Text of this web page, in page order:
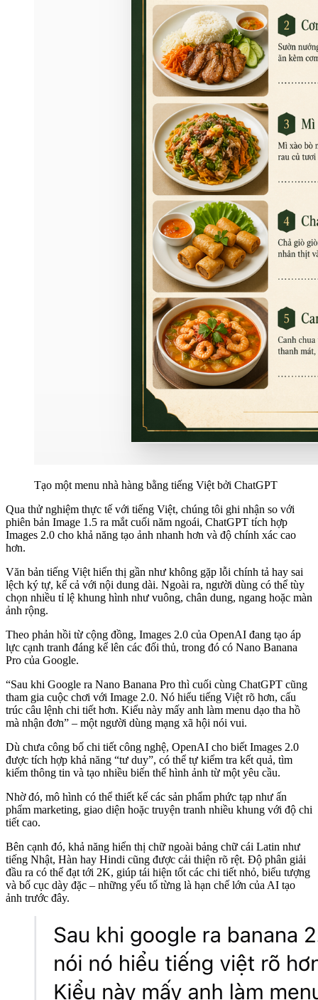
Tạo một menu nhà hàng bằng tiếng Việt bởi ChatGPT
Qua thử nghiệm thực tế với tiếng Việt, chúng tôi ghi nhận so với
phiên bản Image 1.5 ra mắt cuối năm ngoái, ChatGPT tích hợp
Images 2.0 cho khả năng tạo ảnh nhanh hơn và độ chính xác cao
hơn.
Văn bản tiếng Việt hiển thị gần như không gặp lỗi chính tả hay sai
lệch ký tự, kể cả với nội dung dài. Ngoài ra, người dùng có thể tùy
chọn nhiều tỉ lệ khung hình như vuông, chân dung, ngang hoặc màn
ảnh rộng.
Theo phản hồi từ cộng đồng, Images 2.0 của OpenAI đang tạo áp
lực cạnh tranh đáng kể lên các đối thủ, trong đó có Nano Banana
Pro của Google.
“Sau khi Google ra Nano Banana Pro thì cuối cùng ChatGPT cũng
tham gia cuộc chơi với Image 2.0. Nó hiểu tiếng Việt rõ hơn, cấu
trúc câu lệnh chi tiết hơn. Kiểu này mấy anh làm menu dạo tha hồ
mà nhận đơn” – một người dùng mạng xã hội nói vui.
Dù chưa công bố chi tiết công nghệ, OpenAI cho biết Images 2.0
được tích hợp khả năng “tư duy”, có thể tự kiểm tra kết quả, tìm
kiếm thông tin và tạo nhiều biến thể hình ảnh từ một yêu cầu.
Nhờ đó, mô hình có thể thiết kế các sản phẩm phức tạp như ấn
phẩm marketing, giao diện hoặc truyện tranh nhiều khung với độ chi
tiết cao.
Bên cạnh đó, khả năng hiển thị chữ ngoài bảng chữ cái Latin như
tiếng Nhật, Hàn hay Hindi cũng được cải thiện rõ rệt. Độ phân giải
đầu ra có thể đạt tới 2K, giúp tái hiện tốt các chi tiết nhỏ, biểu tượng
và bố cục dày đặc – những yếu tố từng là hạn chế lớn của AI tạo
ảnh trước đây.